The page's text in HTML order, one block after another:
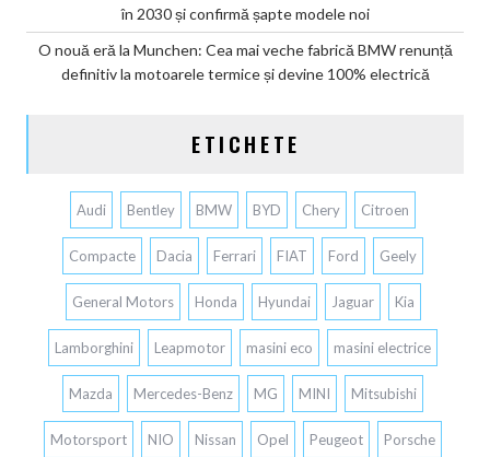
în 2030 și confirmă șapte modele noi
O nouă eră la Munchen: Cea mai veche fabrică BMW renunță
definitiv la motoarele termice și devine 100% electrică
ETICHETE
Audi Bentley BMW BYD Chery Citroen
Compacte Dacia Ferrari FIAT Ford Geely
General Motors Honda Hyundai Jaguar Kia
Lamborghini Leapmotor masini eco masini electrice
Mazda Mercedes-Benz MG MINI Mitsubishi
Motorsport NIO Nissan Opel Peugeot Porsche